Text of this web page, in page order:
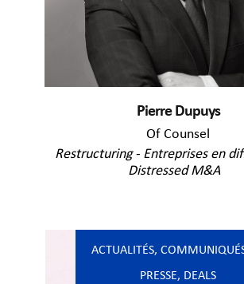
Pierre Dupuys
Of Counsel
Restructuring - Entreprises en
Distressed M&A
ACTUALITÉS,
PRESSE, DEALS